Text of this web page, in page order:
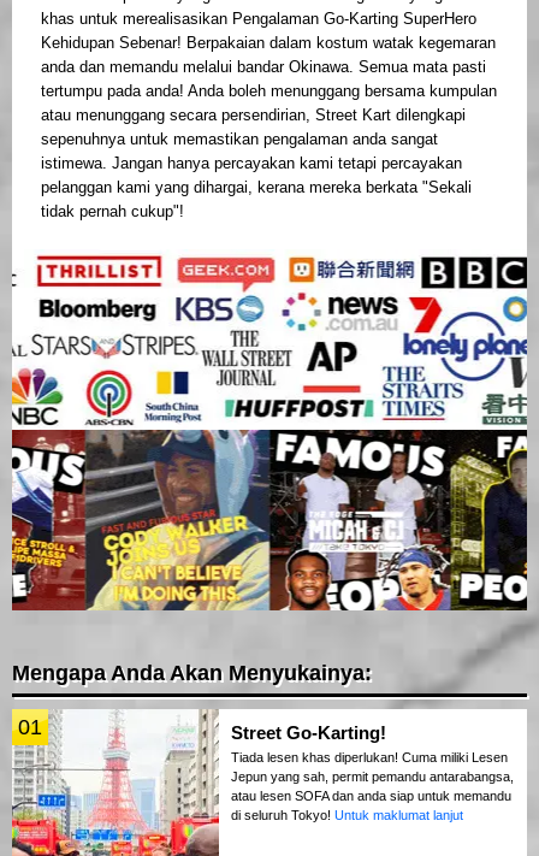
khas untuk merealisasikan Pengalaman Go-Karting SuperHero
Kehidupan Sebenar! Berpakaian dalam kostum watak kegemaran
anda dan memandu melalui bandar Okinawa. Semua mata pasti
tertumpu pada anda! Anda boleh menunggang bersama kumpulan
atau menunggang secara persendirian, Street Kart dilengkapi
sepenuhnya untuk memastikan pengalaman anda sangat
istimewa. Jangan hanya percayakan kami tetapi percayakan
pelanggan kami yang dihargai, kerana mereka berkata "Sekali
tidak pernah cukup"!
Mengapa Anda Akan Menyukainya:
01 Street Go-Karting!
Tiada lesen khas diperlukan! Cuma miliki Lesen
Jepun yang sah, permit pemandu antarabangsa,
atau lesen SOFA dan anda siap untuk memandu
di seluruh Tokyo! Untuk maklumat lanjut